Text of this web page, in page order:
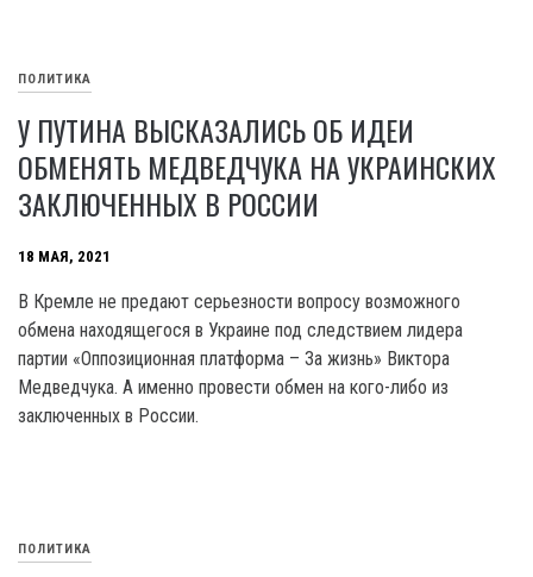
ПОЛИТИКА
У ПУТИНА ВЫСКАЗАЛИСЬ ОБ ИДЕИ
ОБМЕНЯТЬ МЕДВЕДЧУКА НА УКРАИНСКИХ
ЗАКЛЮЧЕННЫХ В РОССИИ
18 МАЯ, 2021
В Кремле не предают серьезности вопросу возможного
обмена находящегося в Украине под следствием лидера
партии «Оппозиционная платформа – За жизнь» Виктора
Медведчука. А именно провести обмен на кого-либо из
заключенных в России.
ПОЛИТИКА